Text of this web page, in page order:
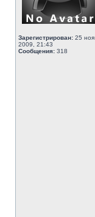
Зарегистрирован: 25 ноя
2009, 21:43
Сообщения: 318